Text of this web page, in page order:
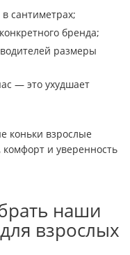
сантиметрах;
бренда;
размеры
— это ухудшает
коньки взрослые
и уверенность
наши
взрослых